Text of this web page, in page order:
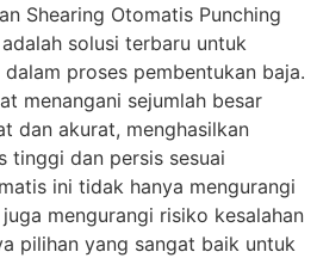
Shearing Otomatis Punching
solusi terbaru untuk
proses pembentukan baja.
menangani sejumlah besar
dan akurat, menghasilkan
tinggi dan persis sesuai
ini tidak hanya mengurangi
mengurangi risiko kesalahan
pilihan yang sangat baik untuk